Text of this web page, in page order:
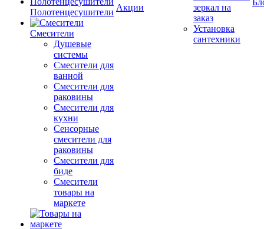
Полотенцесушители
Смесители
Душевые
системы
Смесители для
ванной
Смесители для
раковины
Смесители для
кухни
Сенсорные
смесители для
раковины
Смесители для
биде
Смесители
товары на
маркете
Акции
зеркал на
заказ
Установка
сантехники